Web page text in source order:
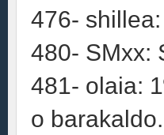
476-
480- SMxx:
481- olaia:
o barakaldo.